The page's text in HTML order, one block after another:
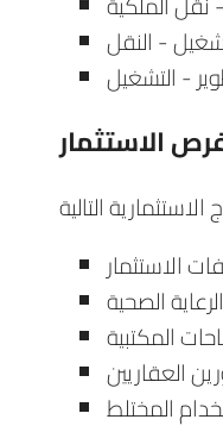
- النقل
- التشغيل
المكتبية
العقاريين
المختلط